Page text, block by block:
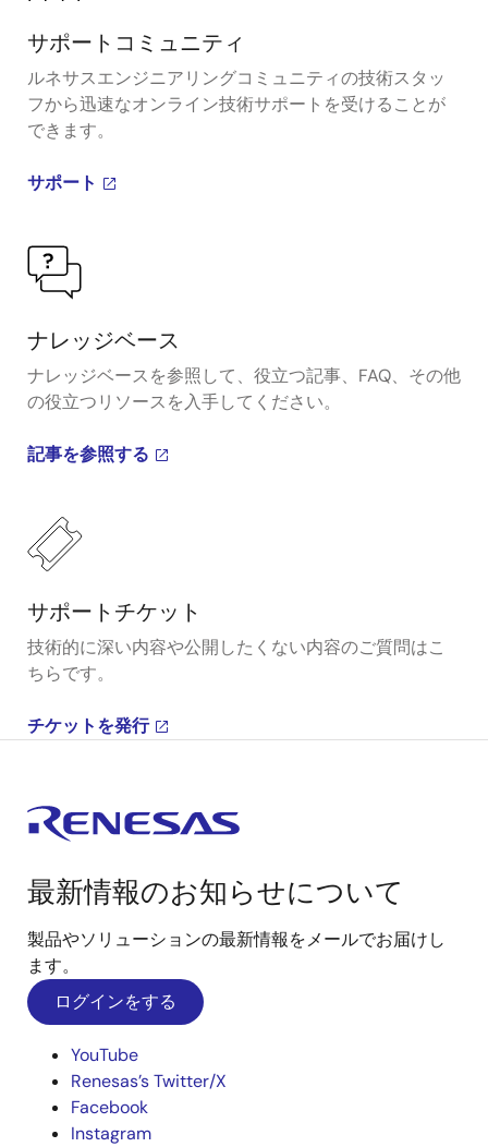
サポートコミュニティ
ルネサスエンジニアリングコミュニティの技術スタッ
フから迅速なオンライン技術サポートを受けることが
できます。
サポート
ナレッジベース
ナレッジベースを参照して、役立つ記事、FAQ、その他
の役立つリソースを入手してください。
記事を参照する
サポートチケット
技術的に深い内容や公開したくない内容のご質問はこ
ちらです。
チケットを発行
最新情報のお知らせについて
製品やソリューションの最新情報をメールでお届けし
ます。
ログインをする
YouTube
Renesas’s Twitter/X
Facebook
Instagram